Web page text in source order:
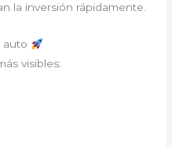
la inversión rápidamente.
auto
visibles: